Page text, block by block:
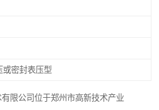
或密封表压型
限公司位于郑州市高新技术产业